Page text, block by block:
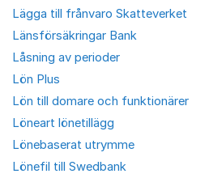
Lägga till frånvaro Skatteverket
Länsförsäkringar Bank
Låsning av perioder
Lön Plus
Lön till domare och funktionärer
Löneart lönetillägg
Lönebaserat utrymme
Lönefil till Swedbank